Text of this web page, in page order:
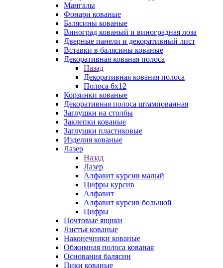
Мангалы
Фонари кованые
Балясины кованые
Виноград кованый и виноградная лоза
Дверные панели и декоративный лист
Вставки в балясины кованые
Декоративная кованая полоса
Назад
Декоративная кованая полоса
Полоса 6х12
Корзинки кованые
Декоративная полоса штампованная
Заглушки на столбы
Заклепки кованые
Заглушки пластиковые
Изделия кованые
Лазер
Назад
Лазер
Алфавит курсив малый
Цифры курсив
Алфавит
Алфавит курсив большой
Цифры
Почтовые ящики
Листья кованые
Наконечники кованые
Обжимная полоса кованая
Основания балясин
Пики кованые